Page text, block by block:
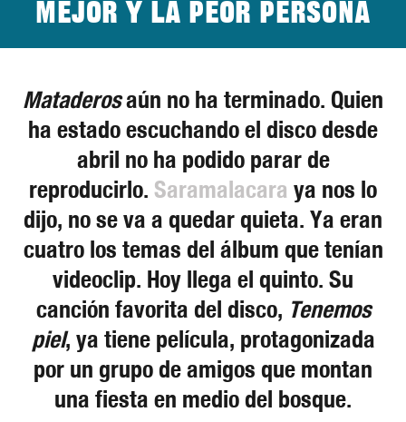
mejor y la peor persona
Mataderosaún no ha terminado. Quien
ha estado escuchando el disco desde
abril no ha podido parar de
reproducirlo. Saramalacara ya nos lo
dijo, no se va a quedar quieta. Ya eran
cuatro los temas del álbum que tenían
videoclip. Hoy llega el quinto. Su
canción favorita del disco, Tenemos
piel, ya tiene película, protagonizada
por un grupo de amigos que montan
una fiesta en medio del bosque.